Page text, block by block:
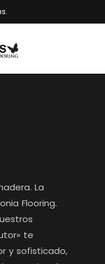
La
Flooring.
te
y sofisticado,